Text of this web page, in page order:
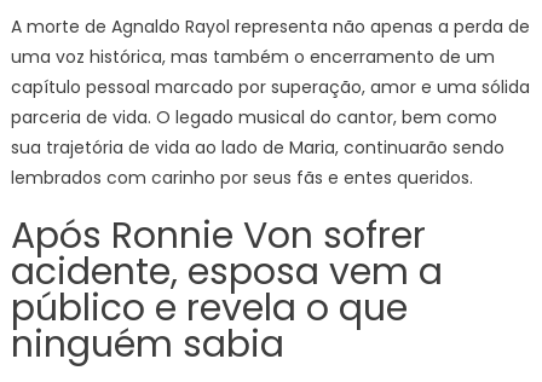
A morte de Agnaldo Rayol representa não apenas a perda de
uma voz histórica, mas também o encerramento de um
capítulo pessoal marcado por superação, amor e uma sólida
parceria de vida. O legado musical do cantor, bem como
sua trajetória de vida ao lado de Maria, continuarão sendo
lembrados com carinho por seus fãs e entes queridos.
Após Ronnie Von sofrer
acidente, esposa vem a
público e revela o que
ninguém sabia